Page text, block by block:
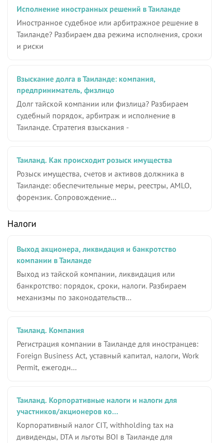
Исполнение иностранных решений в Таиланде
Иностранное судебное или арбитражное решение в
Таиланде? Разбираем два режима исполнения, сроки
и риски
Взыскание долга в Таиланде: компания,
предприниматель, физлицо
Долг тайской компании или физлица? Разбираем
судебный порядок, арбитраж и исполнение в
Таиланде. Стратегия взыскания -
Таиланд. Как происходит розыск имущества
Розыск имущества, счетов и активов должника в
Таиланде: обеспечительные меры, реестры, AMLO,
форензик. Сопровождение…
Налоги
Выход акционера, ликвидация и банкротство
компании в Таиланде
Выход из тайской компании, ликвидация или
банкротство: порядок, сроки, налоги. Разбираем
механизмы по законодательств…
Таиланд. Компания
Регистрация компании в Таиланде для иностранцев:
Foreign Business Act, уставный капитал, налоги, Work
Permit, ежегодн…
Таиланд. Корпоративные налоги и налоги для
участников/акционеров ко…
Корпоративный налог CIT, withholding tax на
дивиденды, DTA и льготы BOI в Таиланде для